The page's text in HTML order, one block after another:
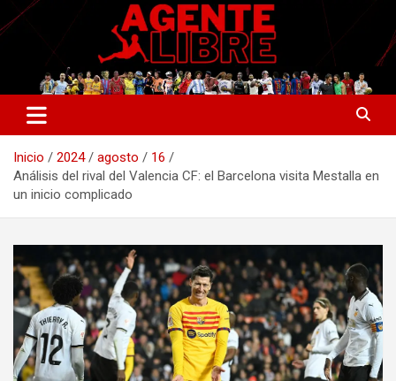
Saltar
al
Agente Libre Digital
La nueva generación del periodismo deportivo.
Inicio 2024 agosto
16
Análisis del rival del Valencia CF: el Barcelona visita Mestalla en
un inicio complicado